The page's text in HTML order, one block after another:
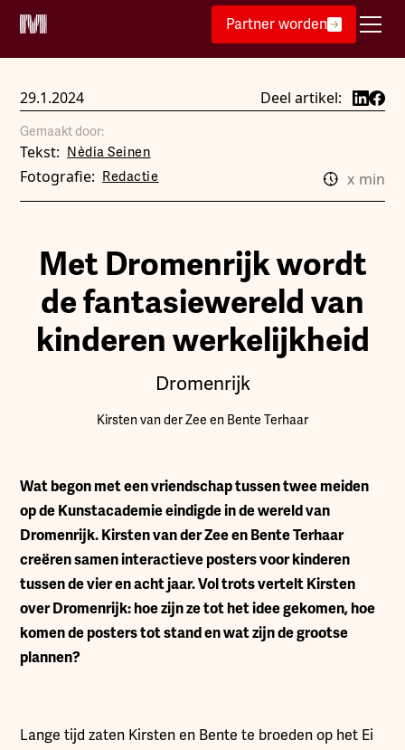
Partner worden
29.1.2024 Deel artikel:
Gemaakt door:
Tekst: Nèdia Seinen
Fotografie: Redactie x min
Met Dromenrijk wordt
de fantasiewereld van
kinderen werkelijkheid
Dromenrijk
Kirsten van der Zee en Bente Terhaar
Wat begon met een vriendschap tussen twee meiden
op de Kunstacademie eindigde in de wereld van
Dromenrijk. Kirsten van der Zee en Bente Terhaar
creëren samen interactieve posters voor kinderen
tussen de vier en acht jaar. Vol trots vertelt Kirsten
over Dromenrijk: hoe zijn ze tot het idee gekomen, hoe
komen de posters tot stand en wat zijn de grootse
plannen?
Lange tijd zaten Kirsten en Bente te broeden op het Ei